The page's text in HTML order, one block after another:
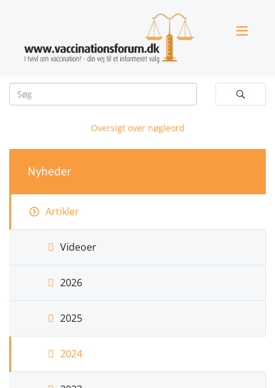


Oversigt over nøgleord
Nyheder
Artikler
Videoer
2026
2025
2024